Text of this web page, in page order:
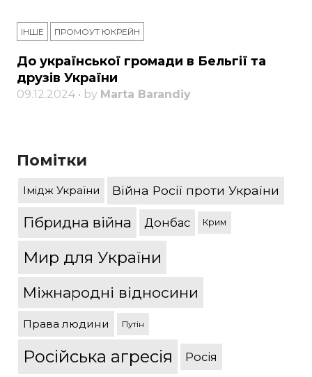
ІНШЕ ПРОМОУТ ЮКРЕЙН
До української громади в Бельгії та
друзів України
09.12.2024 • by Marta Barandiy
Помітки
Імідж України Війна Росії проти України
Гібридна війна Донбас Крим
Мир для України
Міжнародні відносини
Права людини Путін
Російська агресія Росія